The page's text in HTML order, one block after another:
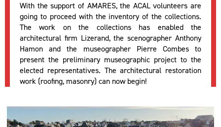
With the support of AMARES, the ACAL volunteers are
going to proceed with the inventory of the collections.
The work on the collections has enabled the
architectural firm Lizerand, the scenographer Anthony
Hamon and the museographer Pierre Combes to
present the preliminary museographic project to the
elected representatives. The architectural restoration
work (roofing, masonry) can now begin!